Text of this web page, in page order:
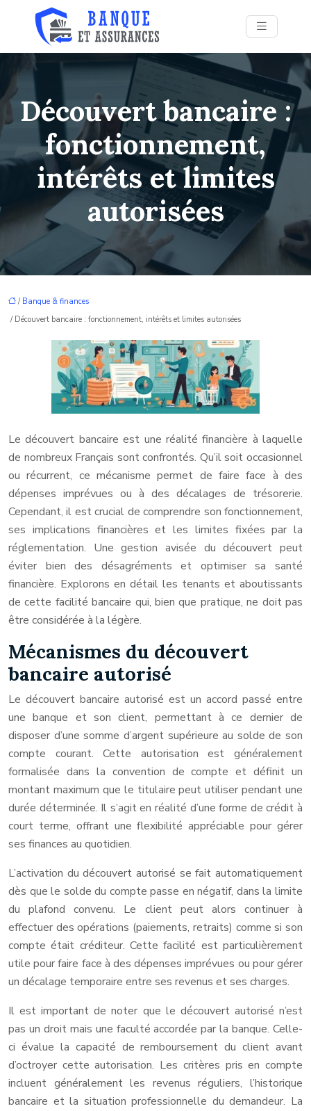
Découvert bancaire :
fonctionnement,
intérêts et limites
autorisées
/ Banque & finances
/ Découvert bancaire : fonctionnement, intérêts et limites autorisées
Le découvert bancaire est une réalité financière à laquelle
de nombreux Français sont confrontés. Qu’il soit occasionnel
ou récurrent, ce mécanisme permet de faire face à des
dépenses imprévues ou à des décalages de trésorerie.
Cependant, il est crucial de comprendre son fonctionnement,
ses implications financières et les limites fixées par la
réglementation. Une gestion avisée du découvert peut
éviter bien des désagréments et optimiser sa santé
financière. Explorons en détail les tenants et aboutissants
de cette facilité bancaire qui, bien que pratique, ne doit pas
être considérée à la légère.
Mécanismes du découvert
bancaire autorisé
Le découvert bancaire autorisé est un accord passé entre
une banque et son client, permettant à ce dernier de
disposer d’une somme d’argent supérieure au solde de son
compte courant. Cette autorisation est généralement
formalisée dans la convention de compte et définit un
montant maximum que le titulaire peut utiliser pendant une
durée déterminée. Il s’agit en réalité d’une forme de crédit à
court terme, offrant une flexibilité appréciable pour gérer
ses finances au quotidien.
L’activation du découvert autorisé se fait automatiquement
dès que le solde du compte passe en négatif, dans la limite
du plafond convenu. Le client peut alors continuer à
effectuer des opérations (paiements, retraits) comme si son
compte était créditeur. Cette facilité est particulièrement
utile pour faire face à des dépenses imprévues ou pour gérer
un décalage temporaire entre ses revenus et ses charges.
Il est important de noter que le découvert autorisé n’est
pas un droit mais une faculté accordée par la banque. Celle-
ci évalue la capacité de remboursement du client avant
d’octroyer cette autorisation. Les critères pris en compte
incluent généralement les revenus réguliers, l’historique
bancaire et la situation professionnelle du demandeur. La